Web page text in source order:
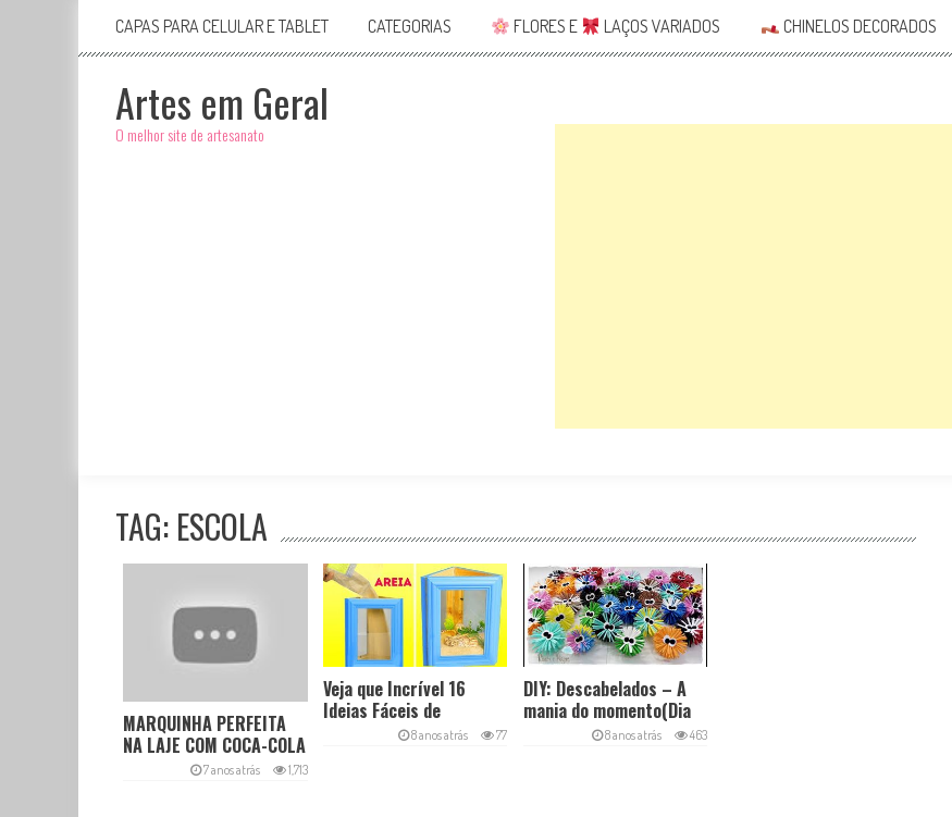
CAPAS PARA CELULAR E TABLET CATEGORIAS FLORES E LAÇOS VARIADOS CHINELOS DECORADOS
Artes em Geral
O melhor site de artesanato
TAG: ESCOLA
MARQUINHA PERFEITA
NA LAJE COM COCA-COLA
– Bronzeamento intenso
7 anos atrás 1,713
Veja que Incrível 16
Ideias Fáceis de
Decoração com8 anos atrás 77
DIY: Descabelados – A
mania do momento(Dia
das Crianças)8 anos atrás 463